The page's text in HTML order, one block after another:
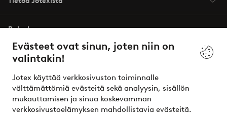
Evästeet ovat sinun, joten niin on
valintakin!
Jotex käyttää verkkosivuston toiminnalle
välttämättömiä evästeitä sekä analyysin, sisällön
mukauttamisen ja sinua koskevamman
verkkosivustoelämyksen mahdollistavia evästeitä.
Palvelumme
Ehdot
Ystävät